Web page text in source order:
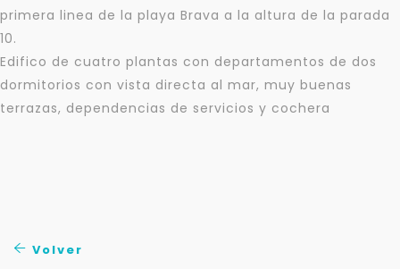
primera linea de la playa Brava a la altura de la parada
10.
Edifico de cuatro plantas con departamentos de dos
dormitorios con vista directa al mar, muy buenas
terrazas, dependencias de servicios y cochera
Volver